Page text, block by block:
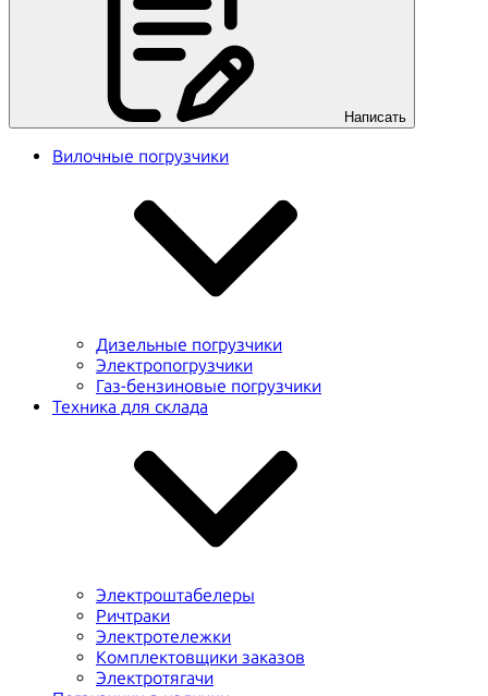
Написать
Вилочные погрузчики
Дизельные погрузчики
Электропогрузчики
Газ-бензиновые погрузчики
Техника для склада
Электроштабелеры
Ричтраки
Электротележки
Комплектовщики заказов
Электротягачи